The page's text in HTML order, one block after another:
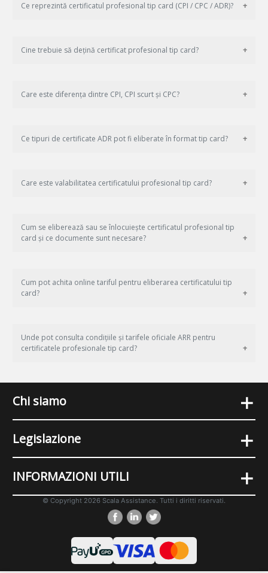
Ce reprezintă certificatul profesional tip card (CPI / CPC / ADR)?
Cine trebuie să dețină certificat profesional tip card?
Care este diferența dintre CPI, CPI scurt și CPC?
Ce tipuri de certificate ADR pot fi eliberate în format tip card?
Care este valabilitatea certificatului profesional tip card?
Cum se eliberează sau se înlocuiește certificatul profesional tip
card și ce documente sunt necesare?
Cum pot achita online tariful pentru eliberarea certificatului tip
card?
Unde pot consulta condițiile și tarifele oficiale ARR pentru
certificatele profesionale tip card?
Chi siamo +
Legislazione +
INFORMAZIONI UTILI +
© Copyright 2026 Scala Assistance. Tutti i diritti riservati.